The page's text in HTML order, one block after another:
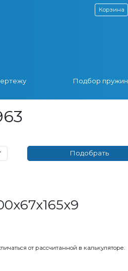
Корзина
Подбор пружин
от рассчитанной в калькуляторе.